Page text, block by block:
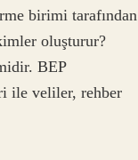
birimi tarafından
oluşturur?
BEP
ile veliler, rehber